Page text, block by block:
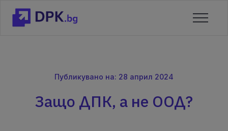
Публикувано на: 28 април 2024
Защо ДПК, а не ООД?